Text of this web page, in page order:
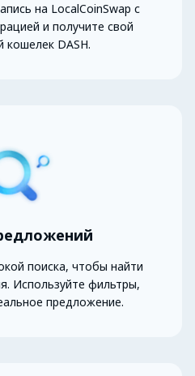
на LocalCoinSwap с
и получите свой
кошелек DASH.
поиска, чтобы найти
Используйте фильтры,
предложение.